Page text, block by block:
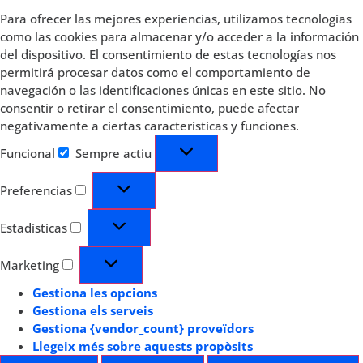
Para ofrecer las mejores experiencias, utilizamos tecnologías
como las cookies para almacenar y/o acceder a la información
del dispositivo. El consentimiento de estas tecnologías nos
permitirá procesar datos como el comportamiento de
navegación o las identificaciones únicas en este sitio. No
consentir o retirar el consentimiento, puede afectar
negativamente a ciertas características y funciones.
Funcional
Sempre actiu
Preferencias
Estadísticas
Marketing
Gestiona les opcions
Gestiona els serveis
Gestiona {vendor_count} proveïdors
Llegeix més sobre aquests propòsits